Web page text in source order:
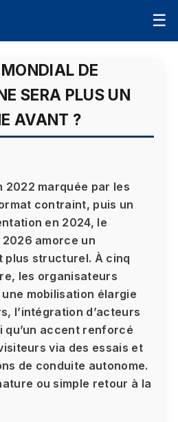
☰
DE
SERA PLUS UN
AVANT ?
2022 marquée par les
contraint, puis un
en 2024, le
2026 amorce un
plus structurel. À cinq
les organisateurs
mobilisation élargie
l’intégration d’acteurs
qu’un accent renforcé
via des essais et
de conduite autonome.
ou simple retour à la